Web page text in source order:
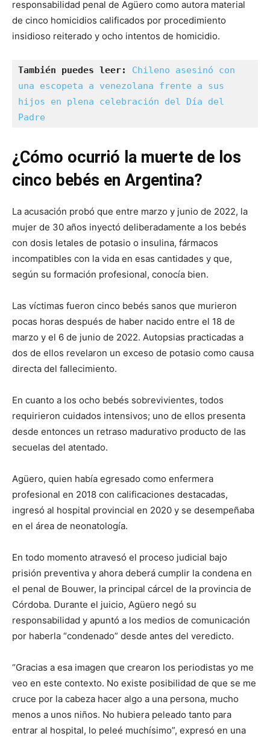
responsabilidad penal de Agüero como autora material
de cinco homicidios calificados por procedimiento
insidioso reiterado y ocho intentos de homicidio.
También puedes leer:
Chileno asesinó con
una escopeta a venezolana frente a sus
hijos en plena celebración del Día del
Padre
¿Cómo ocurrió la muerte de los
cinco bebés en Argentina?
La acusación probó que entre marzo y junio de 2022, la
mujer de 30 años inyectó deliberadamente a los bebés
con dosis letales de potasio o insulina, fármacos
incompatibles con la vida en esas cantidades y que,
según su formación profesional, conocía bien.
Las víctimas fueron cinco bebés sanos que murieron
pocas horas después de haber nacido entre el 18 de
marzo y el 6 de junio de 2022. Autopsias practicadas a
dos de ellos revelaron un exceso de potasio como causa
directa del fallecimiento.
En cuanto a los ocho bebés sobrevivientes, todos
requirieron cuidados intensivos; uno de ellos presenta
desde entonces un retraso madurativo producto de las
secuelas del atentado.
Agüero, quien había egresado como enfermera
profesional en 2018 con calificaciones destacadas,
ingresó al hospital provincial en 2020 y se desempeñaba
en el área de neonatología.
En todo momento atravesó el proceso judicial bajo
prisión preventiva y ahora deberá cumplir la condena en
el penal de Bouwer, la principal cárcel de la provincia de
Córdoba. Durante el juicio, Agüero negó su
responsabilidad y apuntó a los medios de comunicación
por haberla “condenado” desde antes del veredicto.
“Gracias a esa imagen que crearon los periodistas yo me
veo en este contexto. No existe posibilidad de que se me
cruce por la cabeza hacer algo a una persona, mucho
menos a unos niños. No hubiera peleado tanto para
entrar al hospital, lo peleé muchísimo”, expresó en una